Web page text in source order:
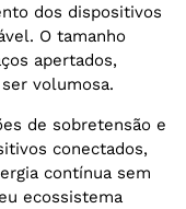
dos dispositivos
O tamanho
apertados,
volumosa.
de sobretensão e
conectados,
contínua sem
ecossistema